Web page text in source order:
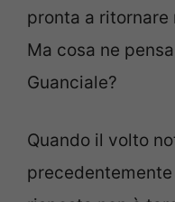
pronta a
Ma cosa ne
Guanciale?
Quando il volto